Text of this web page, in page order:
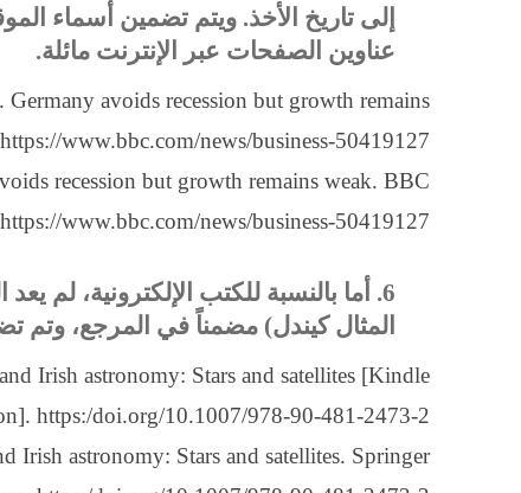
إلى تاريخ الأخذ. ويتم تضمين أسماء
عناوين الصفحات عبر الإنترنت مائلة.
avoids recession but growth remains
www.bbc.com/news/business-50419127
recession but growth remains weak. BBC
www.bbc.com/news/business-50419127
6. أما بالنسبة للكتب الإلكترونية، لم
المثال كيندل) مضمناً في المرجع، وتم
Irish astronomy: Stars and satellites [Kindle
https:/doi.org/10.1007/978-90-481-2473-2
astronomy: Stars and satellites. Springer